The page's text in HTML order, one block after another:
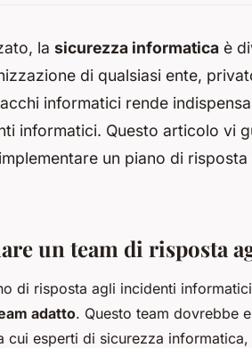
la sicurezza informatica è
di qualsiasi ente,
informatici rende
informatici. Questo articolo vi
un piano di
un team di risposta
di risposta agli incidenti
adatto. Questo team dovrebbe
esperti di sicurezza informatica,